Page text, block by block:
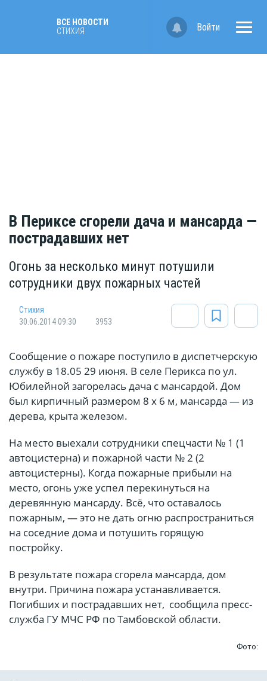
ВСЕ НОВОСТИ
СТИХИЯ
Войти
В Периксе сгорели дача и мансарда —
пострадавших нет
Огонь за несколько минут потушили
сотрудники двух пожарных частей
Стихия
30.06.2014 09:30
3953
Сообщение о пожаре поступило в диспетчерскую
службу в 18.05 29 июня. В селе Перикса по ул.
Юбилейной загорелась дача с мансардой. Дом
был кирпичный размером 8 х 6 м, мансарда — из
дерева, крыта железом.
На место выехали сотрудники спецчасти № 1 (1
автоцистерна) и пожарной части № 2 (2
автоцистерны). Когда пожарные прибыли на
место, огонь уже успел перекинуться на
деревянную мансарду. Всё, что оставалось
пожарным, — это не дать огню распространиться
на соседние дома и потушить горящую
постройку.
В результате пожара сгорела мансарда, дом
внутри. Причина пожара устанавливается.
Погибших и пострадавших нет, сообщила пресс-
служба ГУ МЧС РФ по Тамбовской области.
Фото: